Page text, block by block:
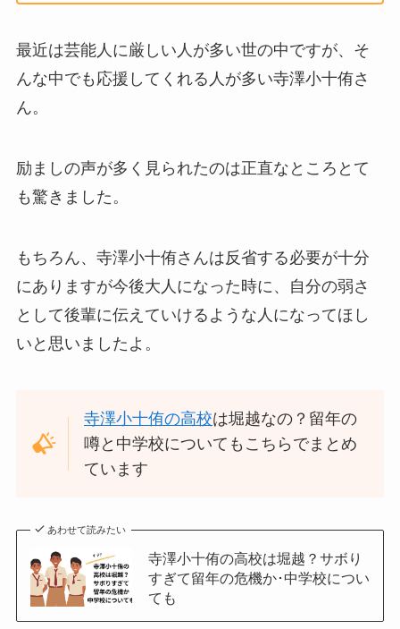
最近は芸能人に厳しい人が多い世の中ですが、そ
んな中でも応援してくれる人が多い寺澤小十侑さ
ん。
励ましの声が多く見られたのは正直なところとて
も驚きました。
もちろん、寺澤小十侑さんは反省する必要が十分
にありますが今後大人になった時に、自分の弱さ
として後輩に伝えていけるような人になってほし
いと思いましたよ。
寺澤小十侑の高校は堀越なの？留年の
噂と中学校についてもこちらでまとめ
ています
あわせて読みたい
寺澤小十侑の高校は堀越？サボり
すぎて留年の危機か･中学校につい
ても